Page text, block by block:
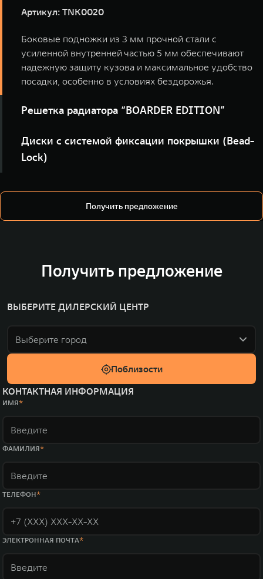
Артикул: TNK0020
Боковые подножки из 3 мм прочной стали с
усиленной внутренней частью 5 мм обеспечивают
надежную защиту кузова и максимальное удобство
посадки, особенно в условиях бездорожья.
Решетка радиатора “BOARDER EDITION”
Решетка радиатора “BOARDER EDITION” из прочного
Диски с системой фиксации покрышки (Bead-
Lock)
Колесные диски со специальным элементом Beadlock
(бедлок) - надежно фиксируют край шины и не
Получить предложение
Получить предложение
ВЫБЕРИТЕ ДИЛЕРСКИЙ ЦЕНТР
Выберите город
Поблизости
КОНТАКТНАЯ ИНФОРМАЦИЯ
ИМЯ
ФАМИЛИЯ
ТЕЛЕФОН
ЭЛЕКТРОННАЯ ПОЧТА